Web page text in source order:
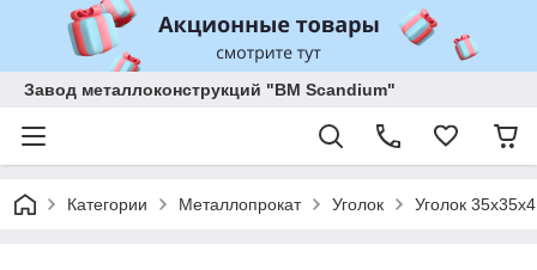
Завод металлоконструкций "BM Scandium"
Категории Металлопрокат Уголок Уголок 35х35х4